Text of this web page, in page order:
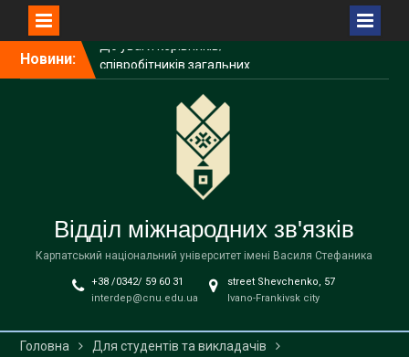
Новини:
Літня школа польської
мови, історії та культури
До уваги здобувачів
Карпатського
університету імені Василя
співробітників загальних
підрозділів університету!
Відділ міжнародних зв'язків
Карпатський національний університет імені Василя Стефаника
+38 /0342/ 59 60 31
interdep@cnu.edu.ua
street Shevchenko, 57
Ivano-Frankivsk city
Головна
Для студентів та викладачів